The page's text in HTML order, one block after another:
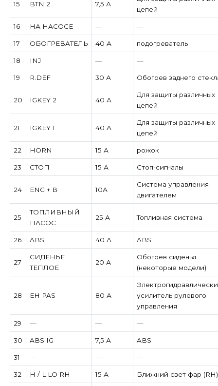
15 BTN 2 7,5 А
цепей
16 НА НАСОСЕ — —
17 ОБОГРЕВАТЕЛЬ 40 А подогреватель
18 INJ — —
19 R.DEF 30 А Обогрев заднего
20 IGKEY 2 40 А
Для защиты различных
цепей
21 IGKEY 1 40 А
Для защиты различных
цепей
22 HORN 15 А рожок
23 СТОП 15 А Стоп-сигналы
24 ENG + В 10А
Система управления
двигателем
25
ТОПЛИВНЫЙ
НАСОС
25 А Топливная система
26 ABS 40 А ABS
27
СИДЕНЬЕ
ТЕПЛОЕ
20 А
Обогрев сиденья
(некоторые модели)
28 EH PAS 80 А
усилитель рулевого
управления
29 — — —
30 ABS IG 7,5 А ABS
31 — — —
32 H / L LO RH 15 А Ближний свет фар (RH)